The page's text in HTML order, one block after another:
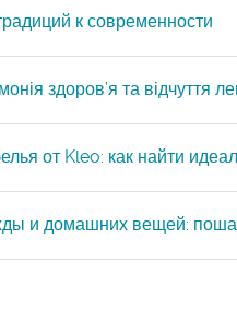
к современности
здоров’я та відчуття
от Kleo: как найти
и домашних вещей: